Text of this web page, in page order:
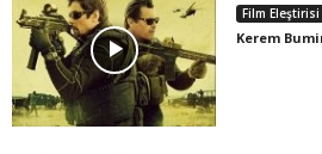
Film
Kerem